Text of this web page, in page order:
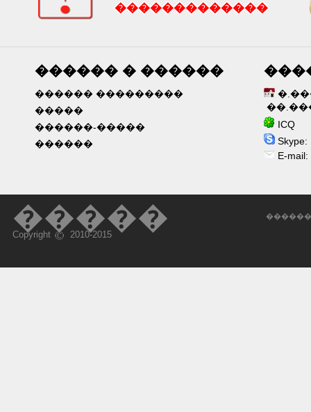
�������������
������ � ������
������ ���������
�����
������-�����
������
ICQ
E-
Copyright 2010-2015
�����